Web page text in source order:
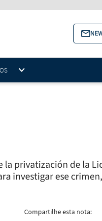
privatización de la
investigar ese
Compartilhe esta nota: